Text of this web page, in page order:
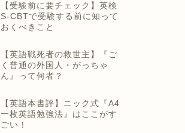
【受験前に要チェック】英検
S-CBTで受験する前に知って
おくべきこと
【英語戦死者の救世主】『ご
く普通の外国人・がっちゃ
ん』って何者？
【英語本書評】ニック式『A4
一枚英語勉強法』はここがす
ごい！